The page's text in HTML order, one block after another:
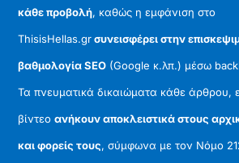
κάθε προβολή, καθώς η εμφάνιση στο
ThisisHellas.grσυνεισφέρει στην
βαθμολογία SEO (Google κ.λπ.) μέσω
Τα πνευματικά δικαιώματα κάθε άρθρου,
βίντεοανήκουν αποκλειστικά στους
και φορείς τους, σύμφωνα με τον Νόμο